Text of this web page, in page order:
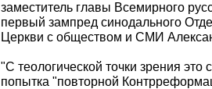
заместитель главы Всемирного
первый зампред синодального
Церкви с обществом и СМИ
"С теологической точки зрения
попытка "повторной